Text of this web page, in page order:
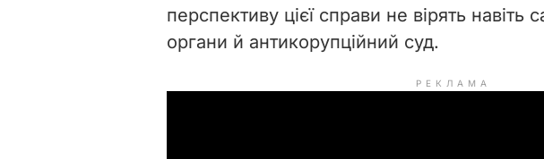
перспективу цієї справи не вірять навіть
органи й антикорупційний суд.
РЕКЛАМА